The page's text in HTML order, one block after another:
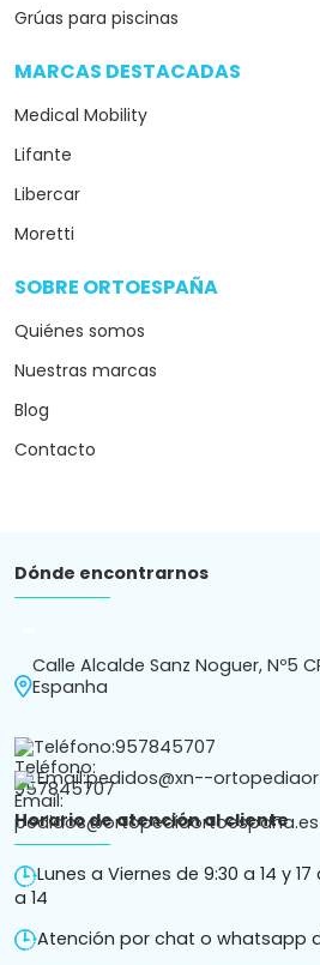
Grúas para piscinas
MARCAS DESTACADAS
Medical Mobility
Lifante
Libercar
Moretti
SOBRE ORTOESPAÑA
Quiénes somos
Nuestras marcas
Blog
Contacto
Dónde encontrarnos
Calle Alcalde Sanz Noguer, Nº5
Espanha
Teléfono:957845707
Email:pedidos@xn--
Horario de atención al cliente
Lunes a Viernes de 9:30 a 14 y
a 14
Atención por chat o whatsapp